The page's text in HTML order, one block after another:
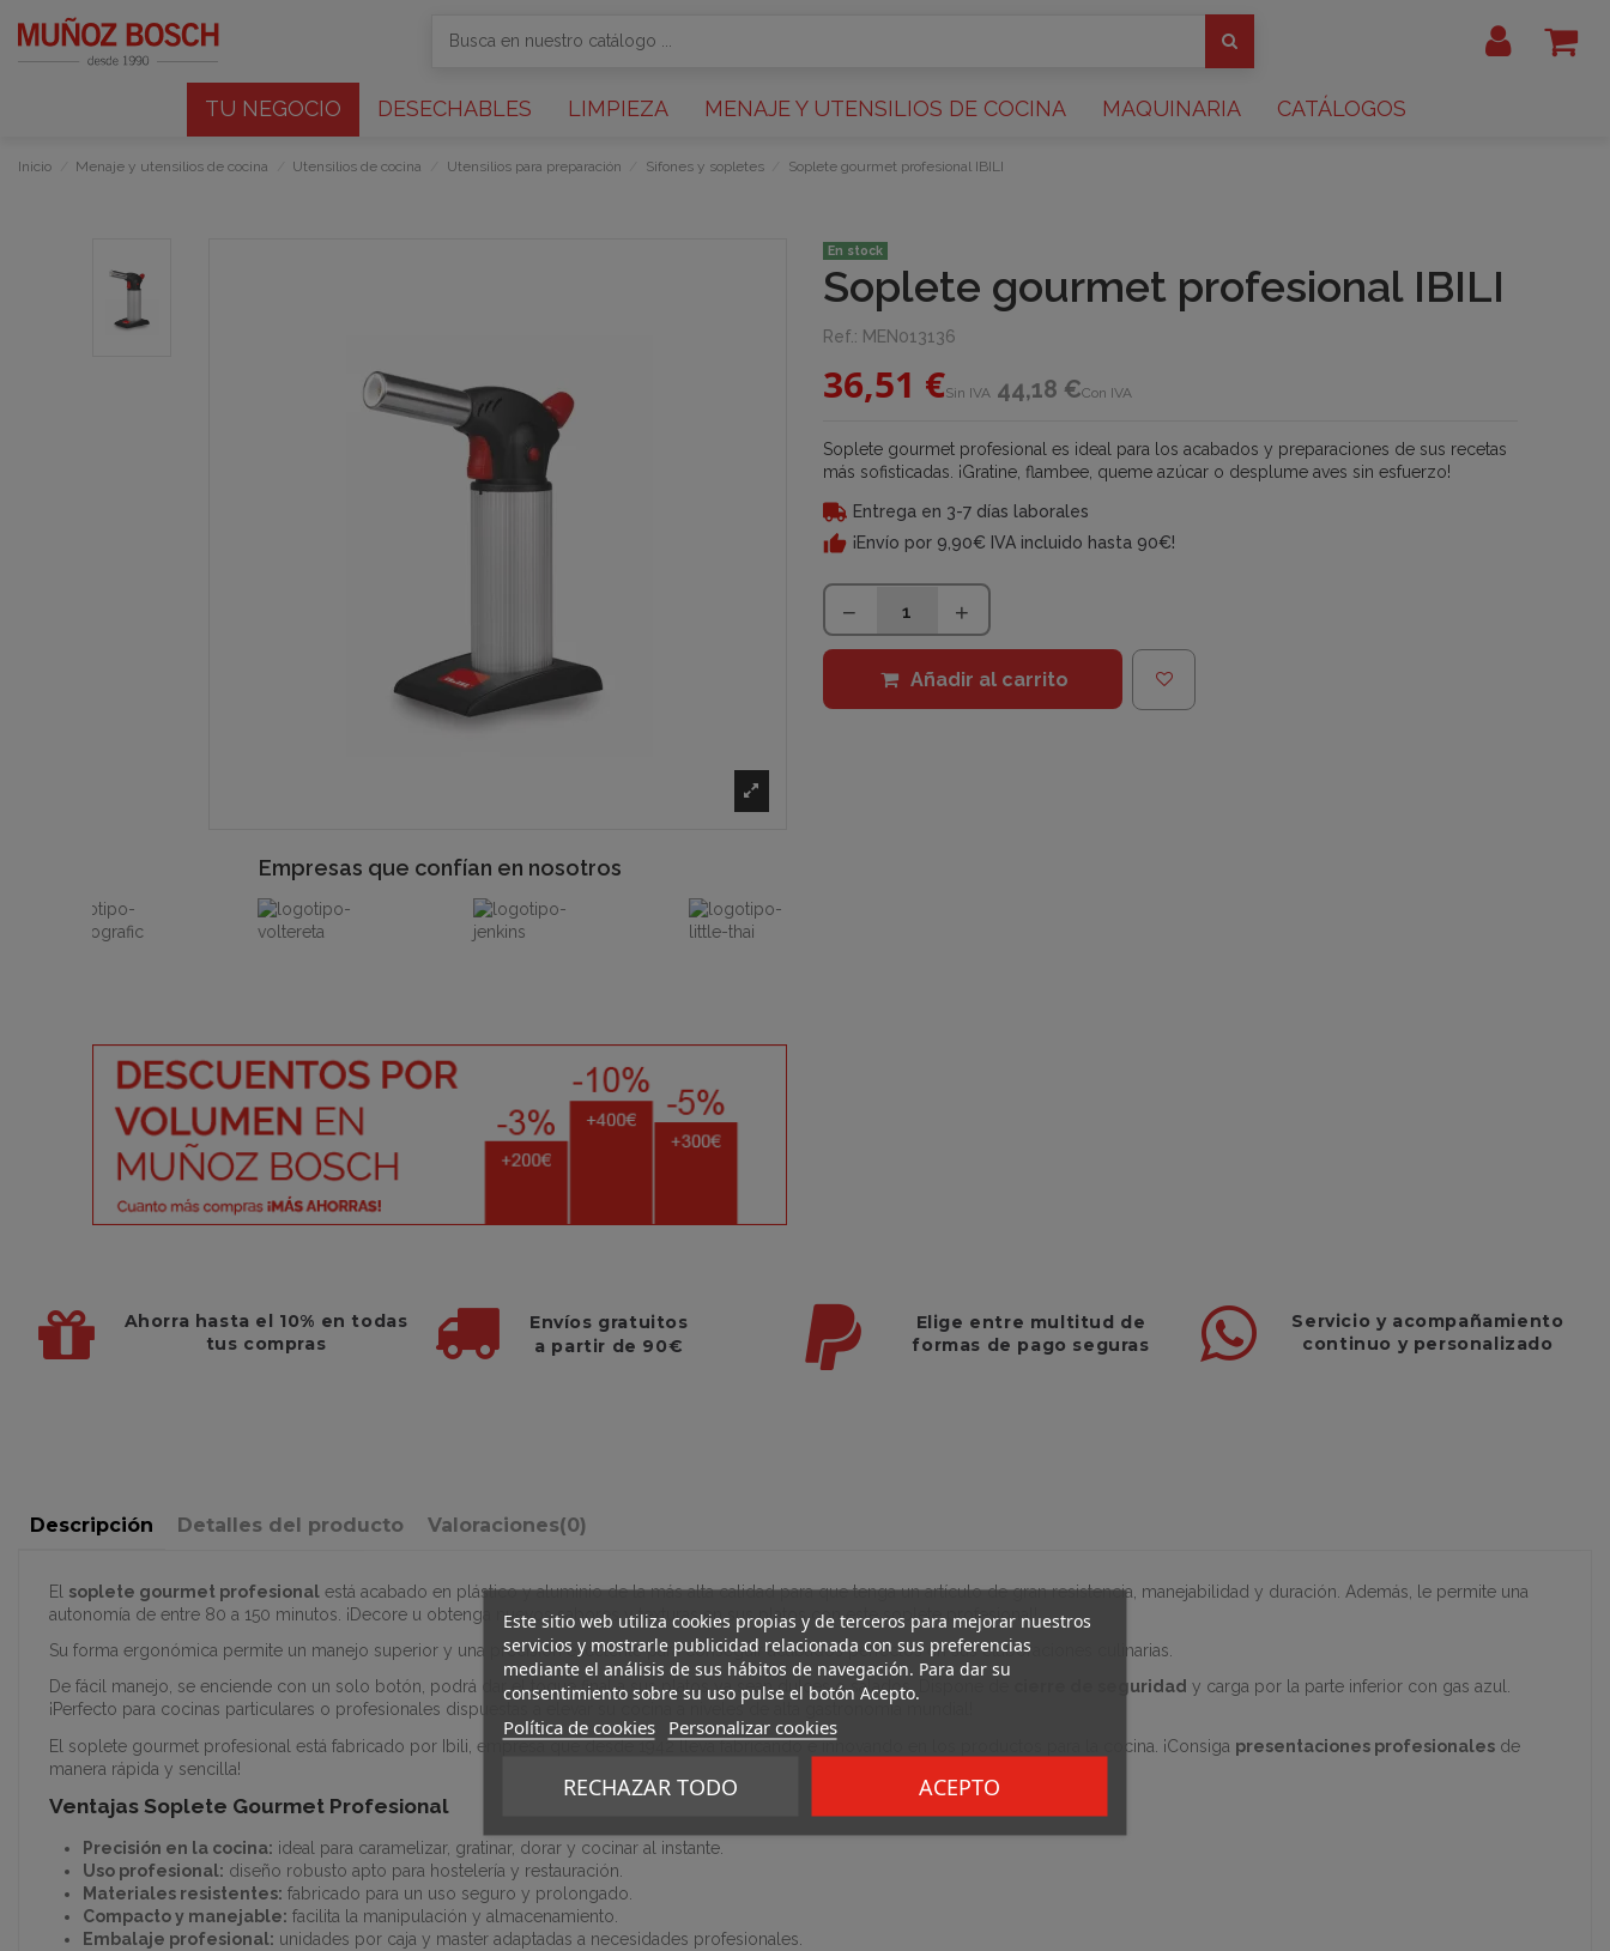
Este sitio web utiliza cookies propias y de terceros para mejorar nuestros
servicios y mostrarle publicidad relacionada con sus preferencias
mediante el análisis de sus hábitos de navegación. Para dar su
consentimiento sobre su uso pulse el botón Acepto.
Política de cookies Personalizar cookies
RECHAZAR TODO ACEPTO
TU NEGOCIO DESECHABLES LIMPIEZA MENAJE Y UTENSILIOS DE COCINA MAQUINARIA CATÁLOGOS
Inicio Menaje y utensilios de cocina Utensilios de cocina Utensilios para preparación Sifones y sopletes Soplete gourmet profesional IBILI
Empresas que confían en nosotros
En stock
Soplete gourmet profesional IBILI
Ref.: MEN013136
36,51 €Sin IVA 44,18 €Con IVA
Soplete gourmet profesional es ideal para los acabados y preparaciones de sus recetas
más sofisticadas. ¡Gratine, flambee, queme azúcar o desplume aves sin esfuerzo!
Entrega en 3-7 días laborales
¡Envío por 9,90€ IVA incluido hasta 90€!
Añadir al carrito
Ahorra hasta el 10% en todas
tus compras
Envíos gratuitos
a partir de 90€
Elige entre multitud de
formas de pago seguras
Servicio y acompañamiento
continuo y personalizado
Descripción Detalles del producto Valoraciones(0)
El soplete gourmet profesional está acabado en plástico y aluminio de la más alta calidad para que tenga un artículo de gran resistencia, manejabilidad y duración. Además, le permite una
autonomía de entre 80 a 150 minutos. ¡Decore u obtenga nuevos sabores y texturas en sus platos con este soplete profesional!
Su forma ergonómica permite un manejo superior y una precisión excelente para conseguir acabados perfectos en sus elaboraciones culinarias.
De fácil manejo, se enciende con un solo botón, podrá dar el toque final a sus platos ya sean dulces o salados. Dispone de
cierre de seguridad y carga por la parte inferior con gas azul.
¡Perfecto para cocinas particulares o profesionales dispuestas a elevar su cocina a niveles de alta gastronomía mundial!
El soplete gourmet profesional está fabricado por Ibili, empresa que desde 1942 lleva fabricando e innovando en los productos para la cocina. ¡Consiga presentaciones profesionales de
manera rápida y sencilla!
Ventajas Soplete Gourmet Profesional
Precisión en la cocina: ideal para caramelizar, gratinar, dorar y cocinar al instante.
Uso profesional: diseño robusto apto para hostelería y restauración.
Materiales resistentes: fabricado para un uso seguro y prolongado.
Compacto y manejable: facilita la manipulación y almacenamiento.
Embalaje profesional: unidades por caja y master adaptadas a necesidades profesionales.